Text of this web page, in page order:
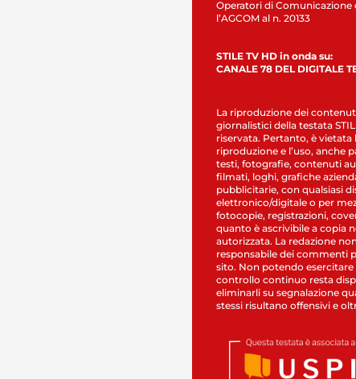
Operatori di Comunicazione
l’AGCOM al n. 20133
STILE TV HD in onda su:
CANALE 78 DEL DIGITALE
La riproduzione dei
giornalistici della testata
riservata. Pertanto, è vietata
riproduzione e l’uso, anche
testi, fotografie, contenuti
filmati, loghi, grafiche
pubblicitarie, con qualsiasi
elettronico/digitale o per
fotocopie, registrazioni,
quanto è ascrivibile a copia
autorizzata. La redazione
responsabile dei commenti
sito. Non potendo esercitare
controllo continuo resta
eliminarli su segnalazione
stessi risultano offensivi e